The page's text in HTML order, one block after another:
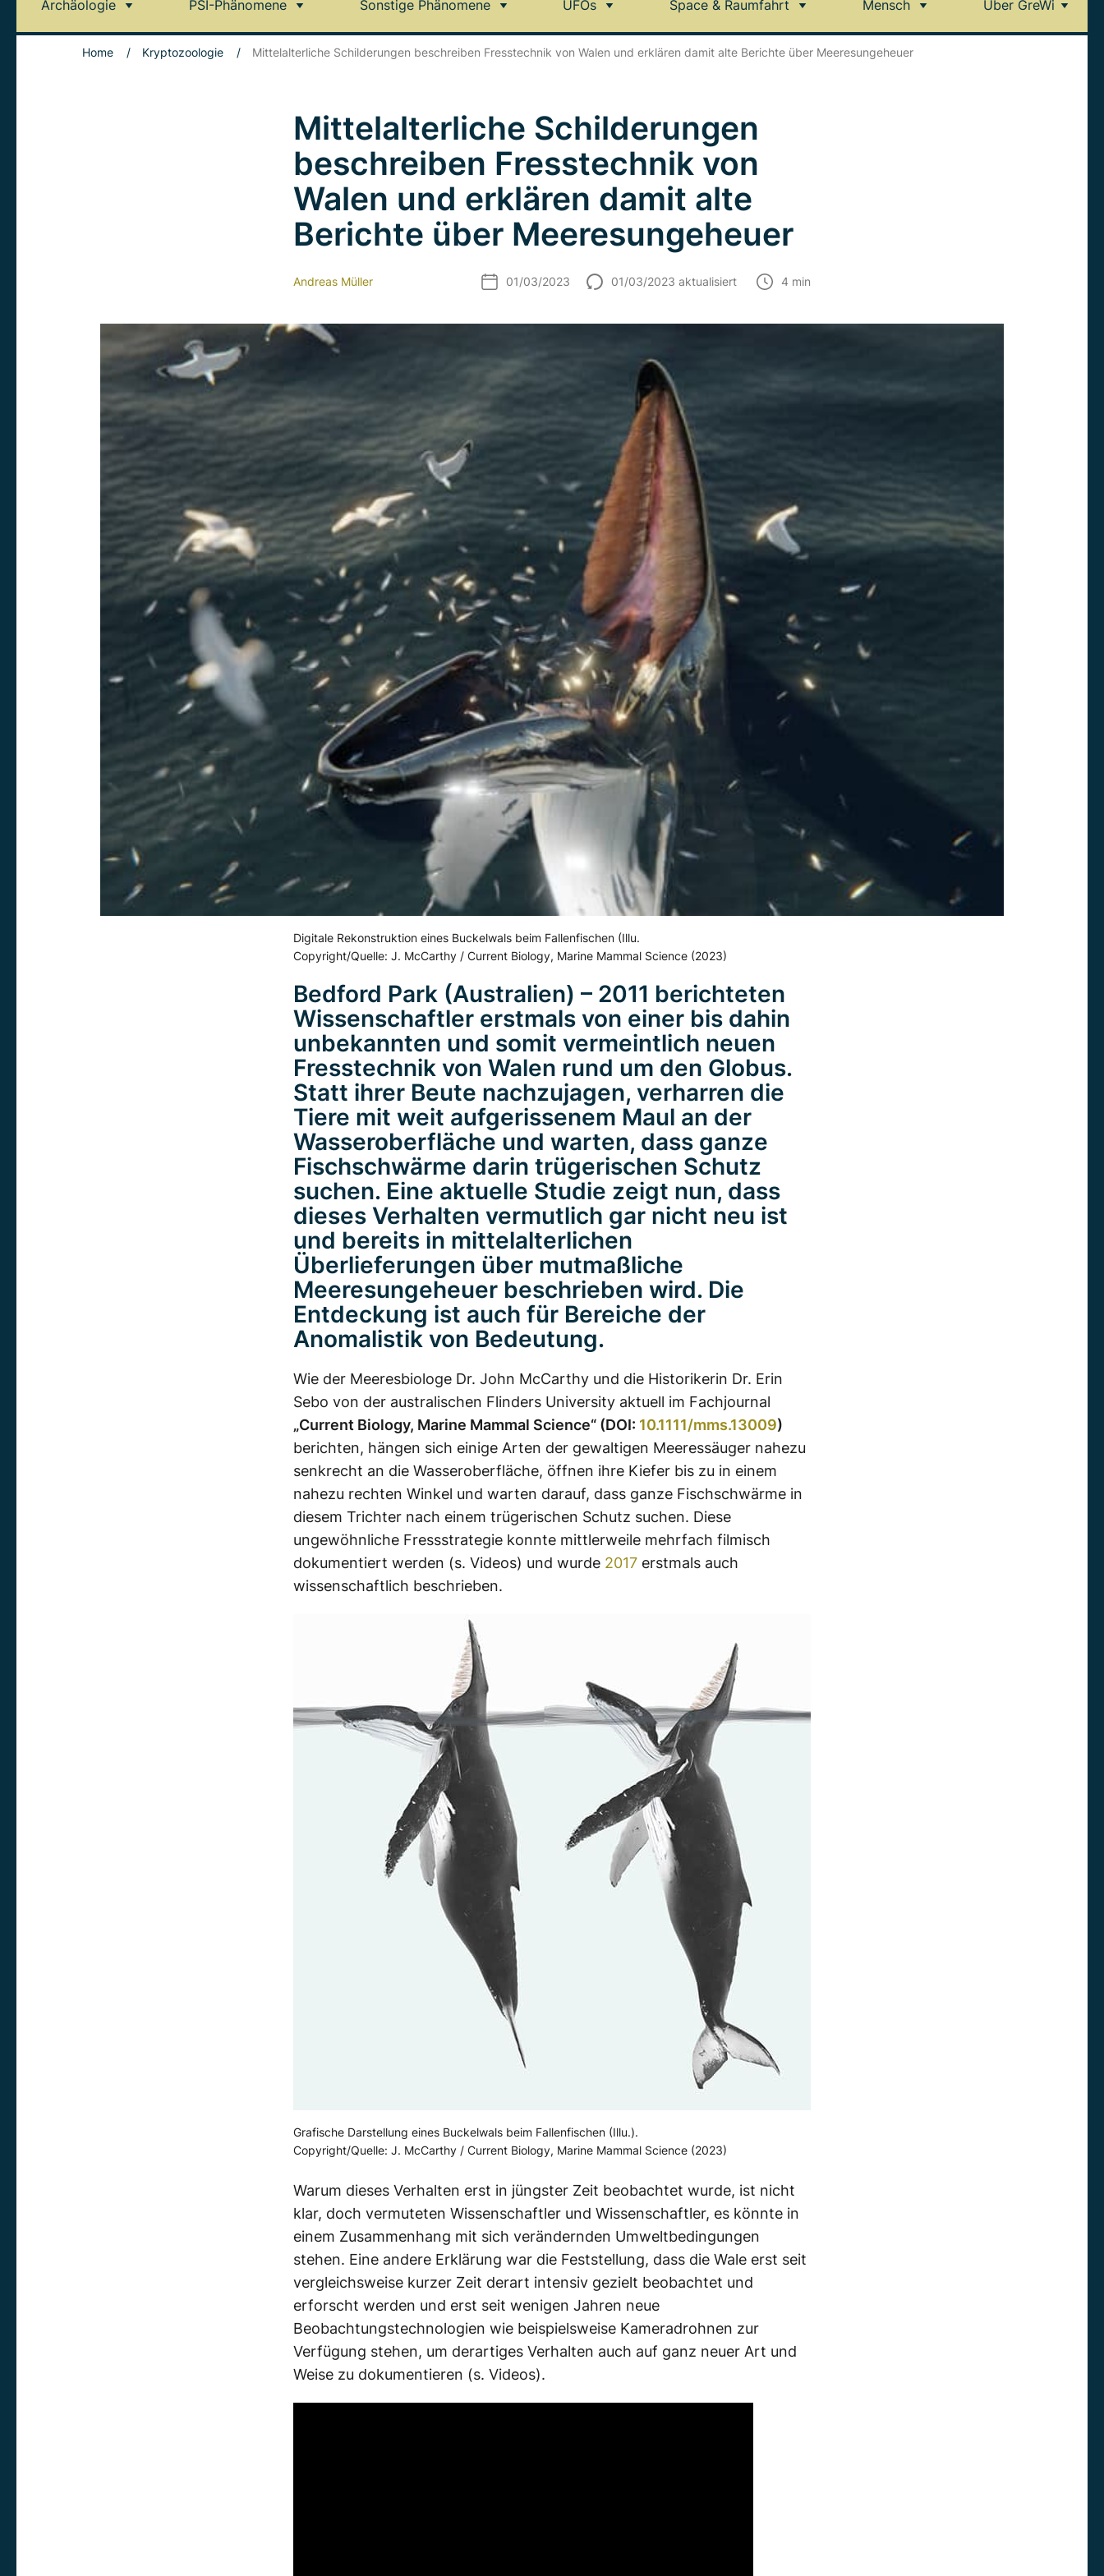
Archäologie PSI-Phänomene Sonstige Phänomene UFOs Space & Raumfahrt Mensch Über GreWi
Home / Kryptozoologie / Mittelalterliche Schilderungen beschreiben Fresstechnik von Walen und erklären damit alte Berichte über Meeresungeheuer
Mittelalterliche Schilderungen
beschreiben Fresstechnik von
Walen und erklären damit alte
Berichte über Meeresungeheuer
Andreas Müller 01/03/2023 01/03/2023 aktualisiert 4 min
Digitale Rekonstruktion eines Buckelwals beim Fallenfischen (Illu.
Copyright/Quelle: J. McCarthy / Current Biology, Marine Mammal Science (2023)
Bedford Park (Australien) – 2011 berichteten
Wissenschaftler erstmals von einer bis dahin
unbekannten und somit vermeintlich neuen
Fresstechnik von Walen rund um den Globus.
Statt ihrer Beute nachzujagen, verharren die
Tiere mit weit aufgerissenem Maul an der
Wasseroberfläche und warten, dass ganze
Fischschwärme darin trügerischen Schutz
suchen. Eine aktuelle Studie zeigt nun, dass
dieses Verhalten vermutlich gar nicht neu ist
und bereits in mittelalterlichen
Überlieferungen über mutmaßliche
Meeresungeheuer beschrieben wird. Die
Entdeckung ist auch für Bereiche der
Anomalistik von Bedeutung.
Wie der Meeresbiologe Dr. John McCarthy und die Historikerin Dr. Erin
Sebo von der australischen Flinders University aktuell im Fachjournal
„Current Biology, Marine Mammal Science“ (DOI: 10.1111/mms.13009)
berichten, hängen sich einige Arten der gewaltigen Meeressäuger nahezu
senkrecht an die Wasseroberfläche, öffnen ihre Kiefer bis zu in einem
nahezu rechten Winkel und warten darauf, dass ganze Fischschwärme in
diesem Trichter nach einem trügerischen Schutz suchen. Diese
ungewöhnliche Fressstrategie konnte mittlerweile mehrfach filmisch
dokumentiert werden (s. Videos) und wurde 2017 erstmals auch
wissenschaftlich beschrieben.
Grafische Darstellung eines Buckelwals beim Fallenfischen (Illu.).
Copyright/Quelle: J. McCarthy / Current Biology, Marine Mammal Science (2023)
Warum dieses Verhalten erst in jüngster Zeit beobachtet wurde, ist nicht
klar, doch vermuteten Wissenschaftler und Wissenschaftler, es könnte in
einem Zusammenhang mit sich verändernden Umweltbedingungen
stehen. Eine andere Erklärung war die Feststellung, dass die Wale erst seit
vergleichsweise kurzer Zeit derart intensiv gezielt beobachtet und
erforscht werden und erst seit wenigen Jahren neue
Beobachtungstechnologien wie beispielsweise Kameradrohnen zur
Verfügung stehen, um derartiges Verhalten auch auf ganz neuer Art und
Weise zu dokumentieren (s. Videos).